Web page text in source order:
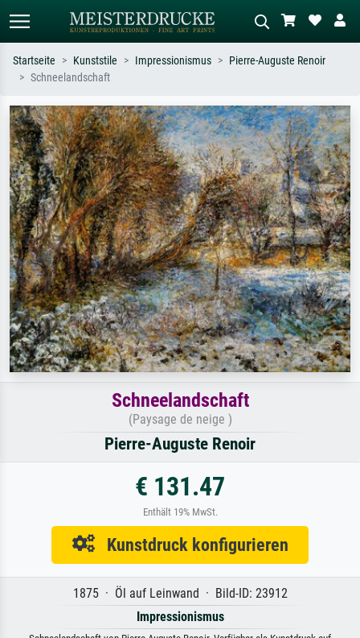
Suchen Sie nach Künstlern, Werktiteln
oder Stilen – z.B. Monet,
Sternennacht, Impressionismus, Welle
Hokusai, Akt.
Beschreiben Sie die Szene – z.B. Grüne
Wiese, Abstrakt mit viel Rot, Dunkles
Ölgemälde, Stehender Akt neben einem
Baum.
Startseite Kunststile Impressionismus
Pierre-Auguste Renoir
Schneelandschaft
Schneelandschaft
(Paysage de neige )
Pierre-Auguste Renoir
€ 131.47
Enthält 19% MwSt.
Kunstdruck konfigurieren
1875 · Öl auf Leinwand · Bild-ID: 23912
Impressionismus